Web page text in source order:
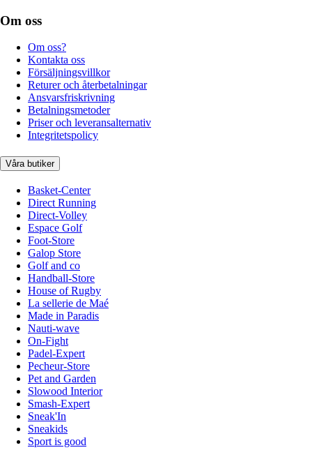
Om oss
Om oss?
Kontakta oss
Försäljningsvillkor
Returer och återbetalningar
Ansvarsfriskrivning
Betalningsmetoder
Priser och leveransalternativ
Integritetspolicy
Våra butiker
Basket-Center
Direct Running
Direct-Volley
Espace Golf
Foot-Store
Galop Store
Golf and co
Handball-Store
House of Rugby
La sellerie de Maé
Made in Paradis
Nauti-wave
On-Fight
Padel-Expert
Pecheur-Store
Pet and Garden
Slowood Interior
Smash-Expert
Sneak'In
Sneakids
Sport is good